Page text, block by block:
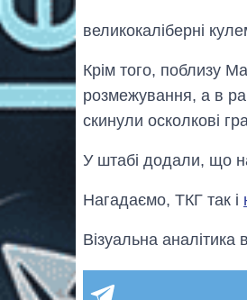
великокаліберні
Крім того, поблизу
розмежування, а в
скинули осколкові
У штабі додали, що на
Нагадаємо, ТКГ так і
Візуальна аналітика